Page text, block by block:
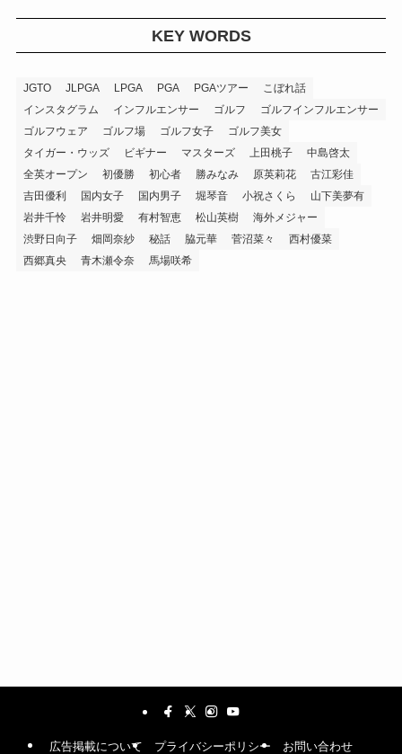
KEY WORDS
JGTO JLPGA LPGA PGA PGAツアー
こぼれ話
インスタグラム
インフルエンサー ゴルフ
ゴルフインフルエンサー
ゴルフウェア
ゴルフ場 ゴルフ女子
ゴルフ美女
タイガー・ウッズ
ビギナー マスターズ 上田桃子
中島啓太
全英オープン
初優勝 初心者 勝みなみ 原英莉花
古江彩佳
吉田優利
国内女子 国内男子 堀琴音 小祝さくら
山下美夢有
岩井千怜
岩井明愛 有村智恵 松山英樹
海外メジャー
渋野日向子
畑岡奈紗 秘話 脇元華 菅沼菜々
西村優菜
西郷真央
青木瀬令奈 馬場咲希
広告掲載について プライバシーポリシー お問い合わせ